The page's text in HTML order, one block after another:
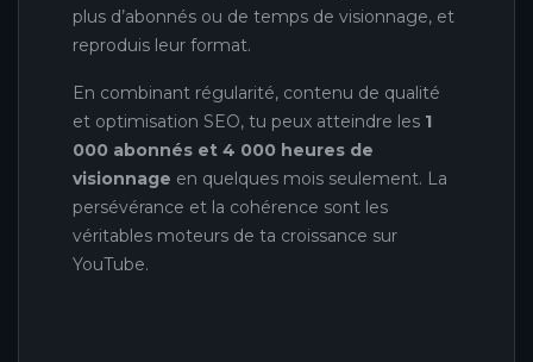
plus d’abonnés ou de temps de visionnage, et
reproduis leur format.
En combinant régularité, contenu de qualité
et optimisation SEO, tu peux atteindre les 1
000 abonnés et 4 000 heures de
visionnage en quelques mois seulement. La
persévérance et la cohérence sont les
véritables moteurs de ta croissance sur
YouTube.